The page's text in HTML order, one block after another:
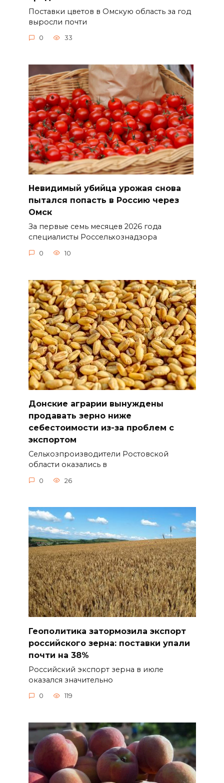
Поставки цветов в Омскую область за год
выросли почти
0 33
Невидимый убийца урожая снова
пытался попасть в Россию через
Омск
За первые семь месяцев 2026 года
специалисты Россельхознадзора
0 10
Донские аграрии вынуждены
продавать зерно ниже
себестоимости из-за проблем с
экспортом
Сельхозпроизводители Ростовской
области оказались в
0 26
Геополитика затормозила экспорт
российского зерна: поставки упали
почти на 38%
Российский экспорт зерна в июле
оказался значительно
0 119